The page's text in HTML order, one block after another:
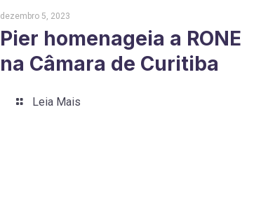
dezembro 5, 2023
Pier homenageia a RONE
na Câmara de Curitiba
Leia Mais